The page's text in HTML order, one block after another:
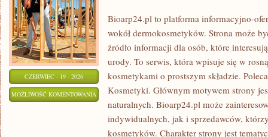
CZERWIEC - 19 - 2026
MOŻLIWOŚĆ KOMENTOWANIA PIELĘGNACJA
CIAŁA
Bioarp24.pl to platforma informacyjno-
wokół dermokosmetyków. Strona może
źródło informacji dla osób, które
urody. To serwis, która wpisuje się w
kosmetykami o prostszym składzie.
Kosmetyki. Głównym motywem strony
naturalnych. Bioarp24.pl może
indywidualnych, jak i sprzedawców,
kosmetyków. Charakter strony jest